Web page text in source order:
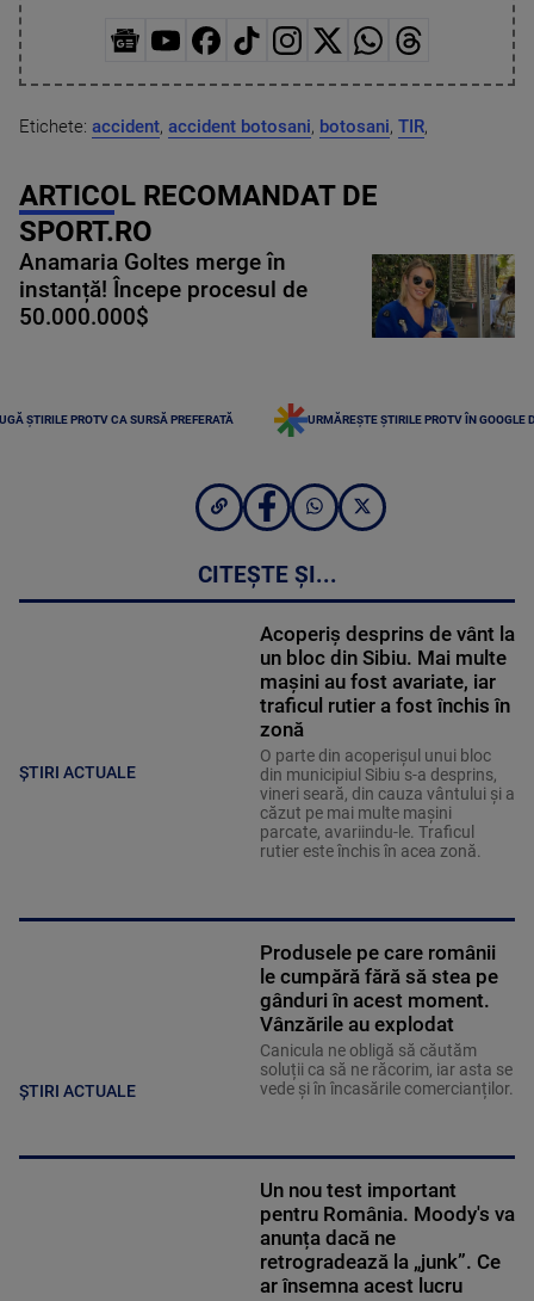
Etichete: accident, accident botosani, botosani, TIR,
ARTICOL RECOMANDAT DE
SPORT.RO
Anamaria Goltes merge în
instanță! Începe procesul de
50.000.000$
ȘTIRILE PROTV CA SURSĂ PREFERATĂ URMĂREȘTE ȘTIRILE PROTV ÎN GOOGLE
CITEȘTE ȘI...
ȘTIRI ACTUALE
Acoperiş desprins de vânt la
un bloc din Sibiu. Mai multe
maşini au fost avariate, iar
traficul rutier a fost închis în
zonă
O parte din acoperişul unui bloc
din municipiul Sibiu s-a desprins,
vineri seară, din cauza vântului şi a
căzut pe mai multe maşini
parcate, avariindu-le. Traficul
rutier este închis în acea zonă.
ȘTIRI ACTUALE
Produsele pe care românii
le cumpără fără să stea pe
gânduri în acest moment.
Vânzările au explodat
Canicula ne obligă să căutăm
soluții ca să ne răcorim, iar asta se
vede și în încasările comercianților.
Un nou test important
pentru România. Moody's va
anunța dacă ne
retrogradează la „junk”. Ce
ar însemna acest lucru